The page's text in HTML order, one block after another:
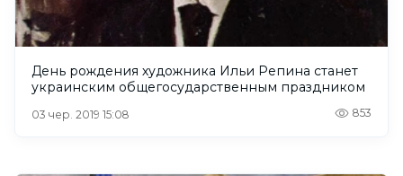
День рождения художника Ильи Репина станет
украинским общегосударственным праздником
03 чер. 2019 15:08 853